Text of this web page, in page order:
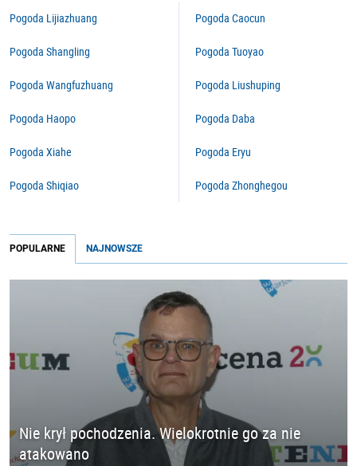
Pogoda Lijiazhuang
Pogoda Shangling
Pogoda Wangfuzhuang
Pogoda Haopo
Pogoda Xiahe
Pogoda Shiqiao
Pogoda Caocun
Pogoda Tuoyao
Pogoda Liushuping
Pogoda Daba
Pogoda Eryu
Pogoda Zhonghegou
POPULARNE NAJNOWSZE
Nie krył pochodzenia. Wielokrotnie go za nie
atakowano